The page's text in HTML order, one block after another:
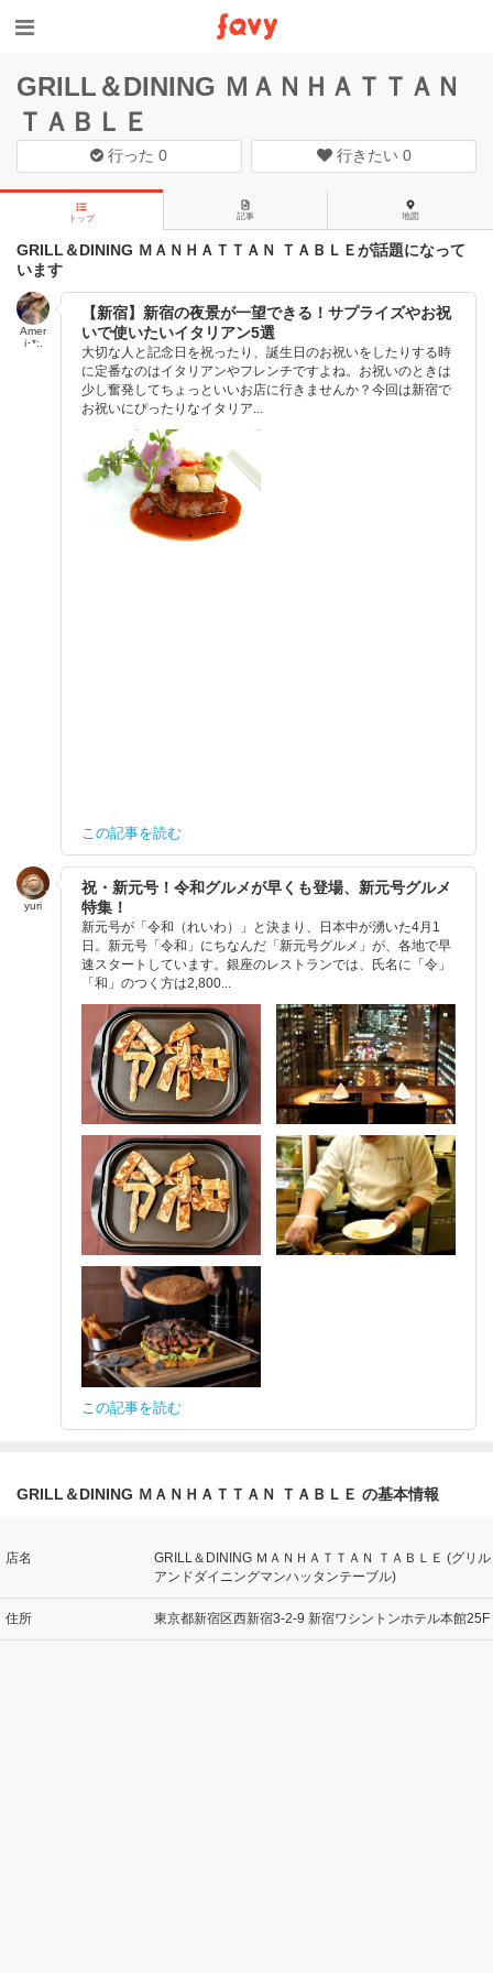
GRILL＆DINING ＭＡＮＨＡＴＴＡＮ
ＴＡＢＬＥ
行った0 行きたい 0
トップ 記事 地図
GRILL＆DINING ＭＡＮＨＡＴＴＡＮ ＴＡＢＬＥが話題になって
います
Amer
i･*:.
【新宿】新宿の夜景が一望できる！サプライズやお祝
いで使いたいイタリアン5選
大切な人と記念日を祝ったり、誕生日のお祝いをしたりする時
に定番なのはイタリアンやフレンチですよね。お祝いのときは
少し奮発してちょっといいお店に行きませんか？今回は新宿で
お祝いにぴったりなイタリア...
この記事を読む
yuri
祝・新元号！令和グルメが早くも登場、新元号グルメ
特集！
新元号が「令和（れいわ）」と決まり、日本中が湧いた4月1
日。新元号「令和」にちなんだ「新元号グルメ」が、各地で早
速スタートしています。銀座のレストランでは、氏名に「令」
「和」のつく方は2,800...
この記事を読む
GRILL＆DINING ＭＡＮＨＡＴＴＡＮ ＴＡＢＬＥ の基本情報
店名
GRILL＆DINING ＭＡＮＨＡＴＴＡＮ ＴＡＢＬＥ (グリル
アンドダイニングマンハッタンテーブル)
住所 東京都新宿区西新宿3-2-9 新宿ワシントンホテル本館25F